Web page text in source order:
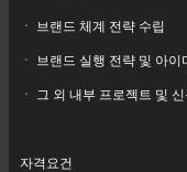
ㆍ 브랜드 체계 전략 수립
ㆍ 브랜드 실행 전략 및 아이
ㆍ 그 외 내부 프로젝트 및
자격요건